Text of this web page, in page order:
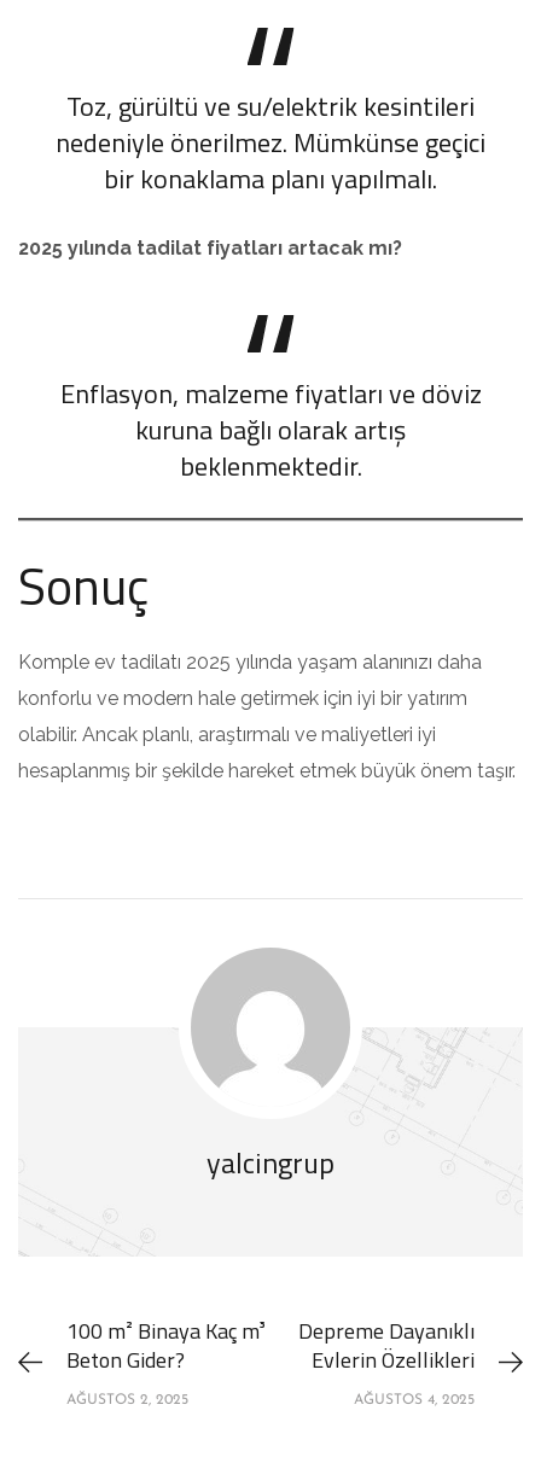
Toz, gürültü ve su/elektrik kesintileri
nedeniyle önerilmez. Mümkünse geçici
bir konaklama planı yapılmalı.
2025 yılında tadilat fiyatları artacak mı?
Enflasyon, malzeme fiyatları ve döviz
kuruna bağlı olarak artış
beklenmektedir.
Sonuç
Komple ev tadilatı 2025 yılında yaşam alanınızı daha
konforlu ve modern hale getirmek için iyi bir yatırım
olabilir. Ancak planlı, araştırmalı ve maliyetleri iyi
hesaplanmış bir şekilde hareket etmek büyük önem taşır.
yalcingrup
100 m² Binaya Kaç m³
Beton Gider?
AĞUSTOS 2, 2025
Depreme Dayanıklı
Evlerin Özellikleri
AĞUSTOS 4, 2025